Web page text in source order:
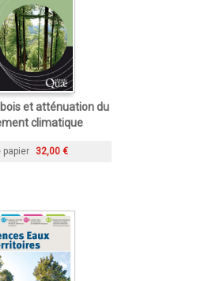
et atténuation du
climatique
papier 32,00 €